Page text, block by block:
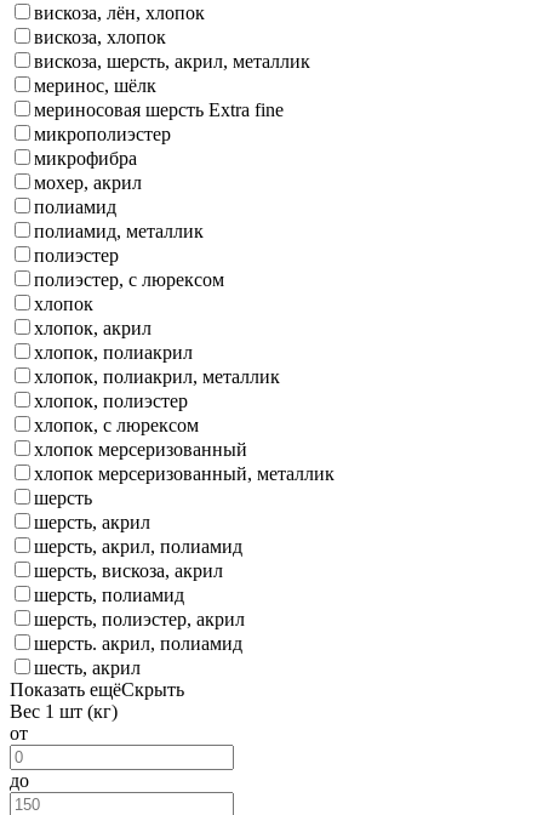
вискоза, лён, хлопок
вискоза, хлопок
вискоза, шерсть, акрил, металлик
меринос, шёлк
мериносовая шерсть Extra fine
микрополиэстер
микрофибра
мохер, акрил
полиамид
полиамид, металлик
полиэстер
полиэстер, с люрексом
хлопок
хлопок, акрил
хлопок, полиакрил
хлопок, полиакрил, металлик
хлопок, полиэстер
хлопок, с люрексом
хлопок мерсеризованный
хлопок мерсеризованный, металлик
шерсть
шерсть, акрил
шерсть, акрил, полиамид
шерсть, вискоза, акрил
шерсть, полиамид
шерсть, полиэстер, акрил
шерсть. акрил, полиамид
шесть, акрил
Показать ещёСкрыть
Вес 1 шт (кг)
от
до